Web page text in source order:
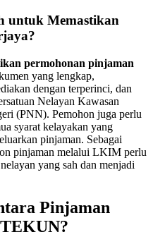
untuk Memastikan
permohonan pinjaman
yang lengkap,
dengan terperinci, dan
Nelayan Kawasan
(PNN). Pemohon juga perlu
syarat kelayakan yang
pinjaman. Sebagai
pinjaman melalui LKIM perlu
yang sah dan menjadi
Pinjaman